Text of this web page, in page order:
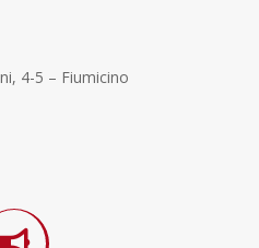
4-5 – Fiumicino